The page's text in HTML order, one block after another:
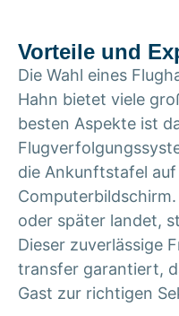
Vorteile und
Die Wahl eines
Hahn bietet viele
besten Aspekte ist
die Ankunftstafel auf
oder später landet,
Dieser zuverlässige
transfer garantiert,
Gast zur richtigen